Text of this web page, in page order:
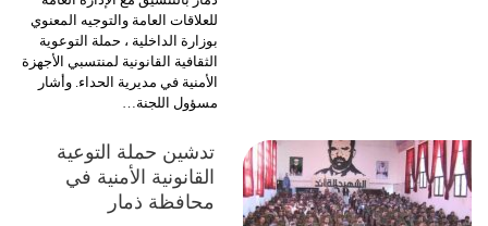
للعلاقات العامة والتوجيه المعنوي
بوزارة الداخلية ، حملة التوعوية
الثقافية القانونية لمنتسبي الأجهزة
الأمنية في مديرية الحداء. وأشار
مسؤول اللجنة…
تدشين حملة التوعية
القانونية الأمنية في
محافظة ذمار